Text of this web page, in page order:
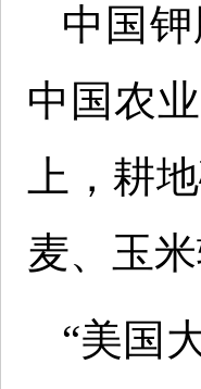
中国
中国农
上，耕
麦、玉
“美国